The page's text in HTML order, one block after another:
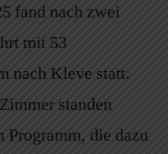
fand nach zwei
mit 53
nach Kleve statt.
standen
Programm, die dazu